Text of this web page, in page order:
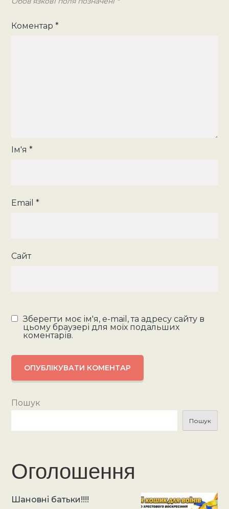
Коментар*
Ім'я*
Email*
Сайт
Зберегти моє ім'я, e-mail, та адресу сайту в
цьому браузері для моїх подальших
коментарів.
Пошук
Пошук
Оголошення
Шановні батьки!!!!